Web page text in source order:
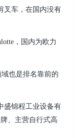
叉车，在国内没有
，国内为欧力
也是排名靠前的
盛锦程工业设备有
、主营自行式高